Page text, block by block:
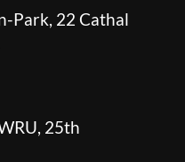
Park, 22 Cathal
25th